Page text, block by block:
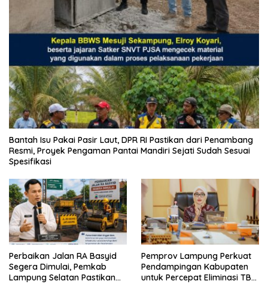
Bantah Isu Pakai Pasir Laut, DPR RI Pastikan dari Penambang
Resmi, Proyek Pengaman Pantai Mandiri Sejati Sudah Sesuai
Spesifikasi
Perbaikan Jalan RA Basyid
Segera Dimulai, Pemkab
Lampung Selatan Pastikan
Pemprov Lampung Perkuat
Pendampingan Kabupaten
untuk Percepat Eliminasi TBC